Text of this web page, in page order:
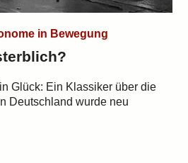
in Bewegung
Glück: Ein Klassiker über die
Deutschland wurde neu